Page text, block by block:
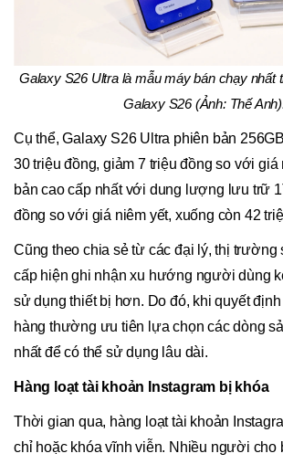
Galaxy S26 Ultra là mẫu máy bán chạy nhất
Galaxy S26 (Ảnh: Thế
Cụ thể, Galaxy S26 Ultra phiên bản
30 triệu đồng, giảm 7 triệu đồng so với giá
bản cao cấp nhất với dung lượng lưu trữ
đồng so với giá niêm yết, xuống còn 42
Cũng theo chia sẻ từ các đại lý, thị trường
cấp hiện ghi nhận xu hướng người dùng
sử dụng thiết bị hơn. Do đó, khi quyết
hàng thường ưu tiên lựa chọn các dòng
nhất để có thể sử dụng lâu dài.
Hàng loạt tài khoản Instagram bị khóa
Thời gian qua, hàng loạt tài khoản
chỉ hoặc khóa vĩnh viễn. Nhiều người cho